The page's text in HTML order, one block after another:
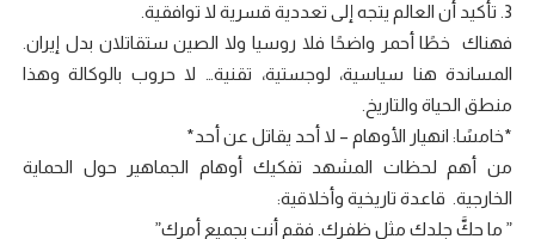
3. تأكيد أن العالم يتجه إلى تعددية قسرية لا توافقية.
فهناك خطًا أحمر واضحًا فلا روسيا ولا الصين ستقاتلان بدل إيران.
المساندة هنا سياسية، لوجستية، تقنية… لا حروب بالوكالة وهذا
منطق الحياة والتاريخ.
*خامسًا: انهيار الأوهام – لا أحد يقاتل عن أحد*
من أهم لحظات المشهد تفكيك أوهام الجماهير حول الحماية
الخارجية. قاعدة تاريخية وأخلاقية:
” ما حكَّ جلدك مثل ظفرك. فقم أنت بجميع أمرك”